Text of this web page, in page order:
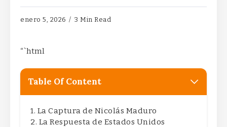
enero 5, 2026 3 Min Read
“`html
Table Of Content
La Captura de Nicolás Maduro
La Respuesta de Estados Unidos